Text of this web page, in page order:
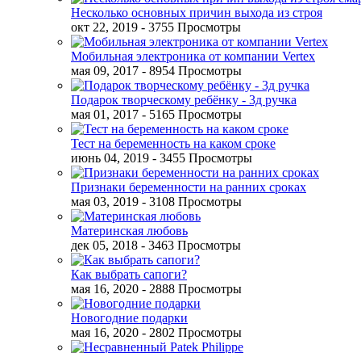
Несколько основных причин выхода из строя
окт 22, 2019 - 3755 Просмотры
Мобильная электроника от компании Vertex
мая 09, 2017 - 8954 Просмотры
Подарок творческому ребёнку - 3д ручка
мая 01, 2017 - 5165 Просмотры
Тест на беременность на каком сроке
июнь 04, 2019 - 3455 Просмотры
Признаки беременности на ранних сроках
мая 03, 2019 - 3108 Просмотры
Материнская любовь
дек 05, 2018 - 3463 Просмотры
Как выбрать сапоги?
мая 16, 2020 - 2888 Просмотры
Новогодние подарки
мая 16, 2020 - 2802 Просмотры